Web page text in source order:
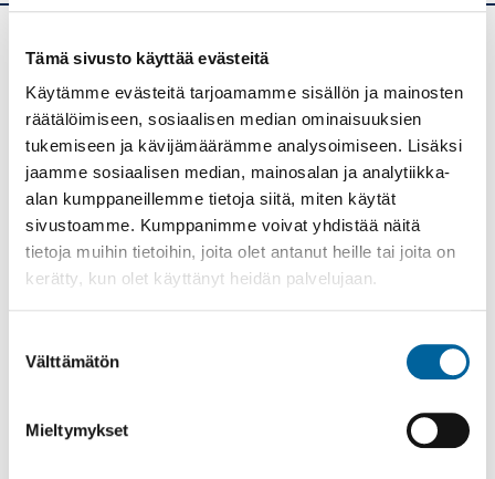
Tämä sivusto käyttää evästeitä
Käytämme evästeitä tarjoamamme sisällön ja mainosten
räätälöimiseen, sosiaalisen median ominaisuuksien
tukemiseen ja kävijämäärämme analysoimiseen. Lisäksi
jaamme sosiaalisen median, mainosalan ja analytiikka-
alan kumppaneillemme tietoja siitä, miten käytät
sivustoamme. Kumppanimme voivat yhdistää näitä
tietoja muihin tietoihin, joita olet antanut heille tai joita on
kerätty, kun olet käyttänyt heidän palvelujaan.
valinta
Välttämätön
Mieltymykset
Ikaalisten kaupunki
Kolmen airon katu 3
PL 33
39501 IKAALINEN
Vaihde: (03) 45 011
E-mail: kanslia@ikaalinen.fi
ETUSIVU
KASVATUS JA KOULUTUS